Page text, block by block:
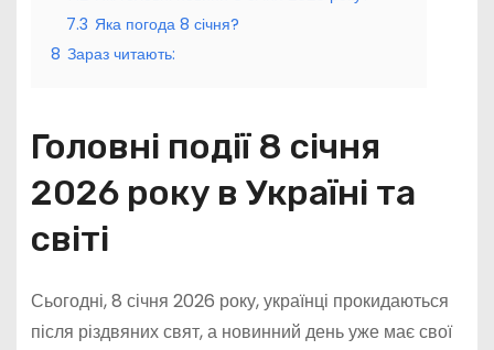
7.3 Яка погода 8 січня?
8 Зараз читають:
Головні події 8 січня
2026 року в Україні та
світі
Сьогодні, 8 січня 2026 року, українці прокидаються
після різдвяних свят, а новинний день уже має свої